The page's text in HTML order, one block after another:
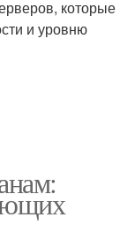
которые
и уровню